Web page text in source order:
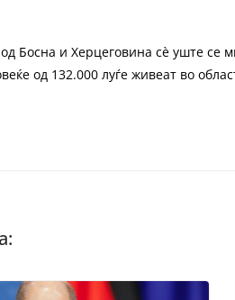
Босна и Херцеговина сè уште се
од 132.000 луѓе живеат во